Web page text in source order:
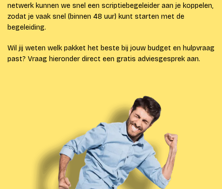
netwerk kunnen we snel een scriptiebegeleider aan je koppelen,
zodat je vaak snel (binnen 48 uur) kunt starten met de
begeleiding.
Wil jij weten welk pakket het beste bij jouw budget en hulpvraag
past? Vraag hieronder direct een gratis adviesgesprek aan.